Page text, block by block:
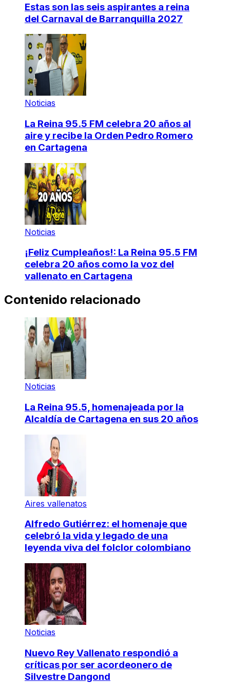
Estas son las seis aspirantes a reina
del Carnaval de Barranquilla 2027
Noticias
La Reina 95.5 FM celebra 20 años al
aire y recibe la Orden Pedro Romero
en Cartagena
Noticias
¡Feliz Cumpleaños!: La Reina 95.5 FM
celebra 20 años como la voz del
vallenato en Cartagena
Contenido relacionado
Noticias
La Reina 95.5, homenajeada por la
Alcaldía de Cartagena en sus 20 años
Aires vallenatos
Alfredo Gutiérrez: el homenaje que
celebró la vida y legado de una
leyenda viva del folclor colombiano
Noticias
Nuevo Rey Vallenato respondió a
críticas por ser acordeonero de
Silvestre Dangond